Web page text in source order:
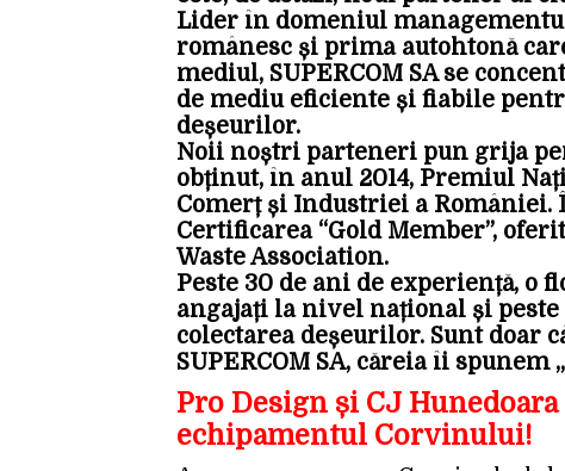
Lider în domeniul
românesc și prima autohtonă
mediul, SUPERCOM SA se
de mediu eficiente și fiabile
deșeurilor.
Noii noștri parteneri pun grija
obținut, în anul 2014, Premiul
Comerț și Industriei a României.
Certificarea “Gold Member”,
Waste Association.
Peste 30 de ani de experiență, o
angajați la nivel național și peste
colectarea deșeurilor. Sunt doar
SUPERCOM SA, căreia îi
Pro Design și CJ
echipamentul Corvinului!